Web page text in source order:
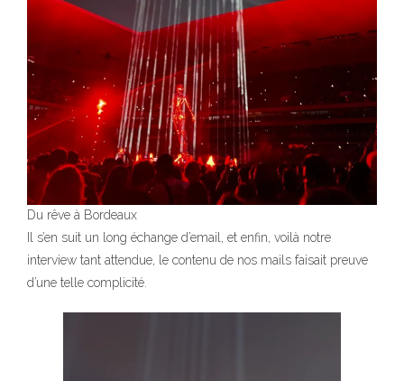
Du rêve à Bordeaux
Il s’en suit un long échange d’email, et enfin, voilà notre
interview tant attendue, le contenu de nos mails faisait preuve
d’une telle complicité.